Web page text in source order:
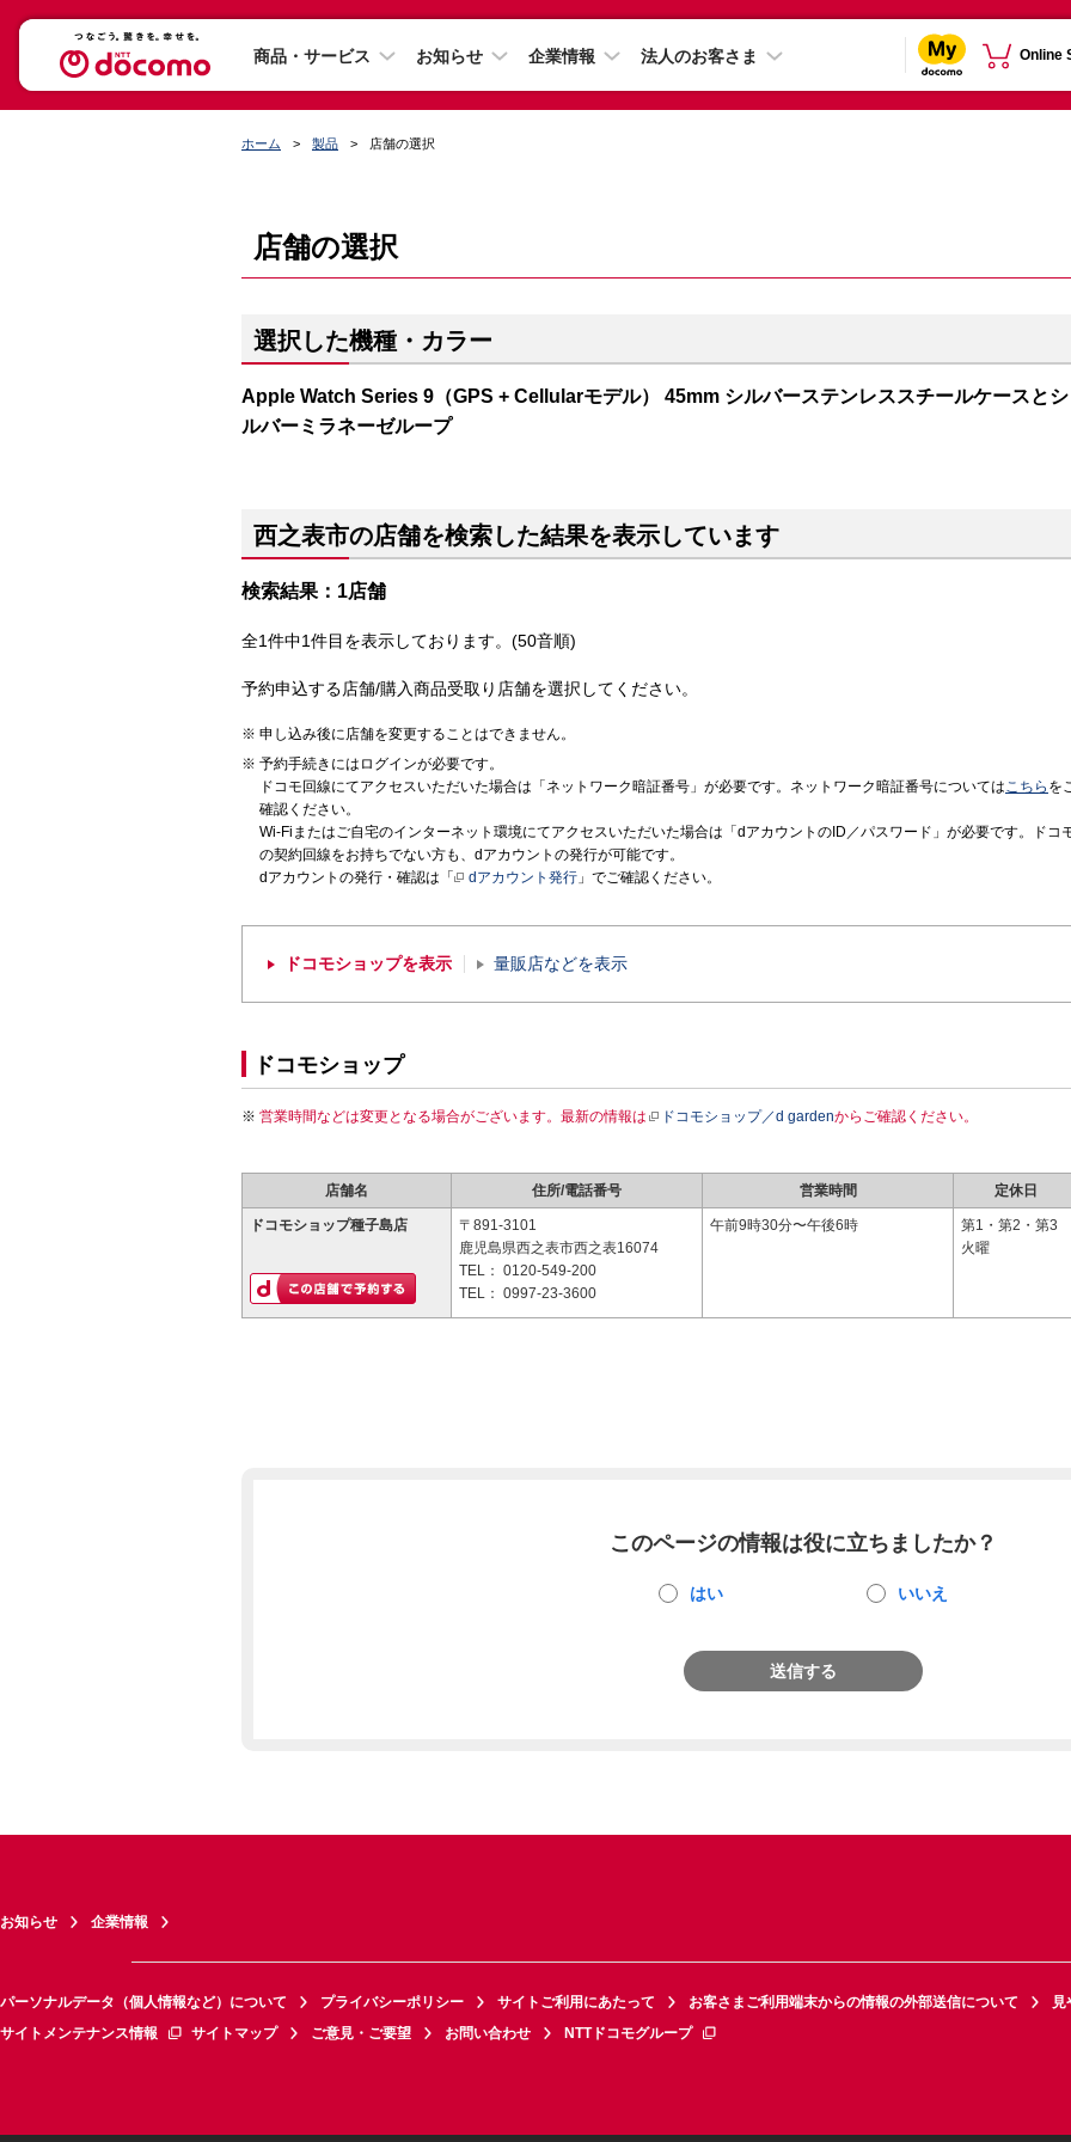
商品・サービス お知らせ 企業情報 法人のお客さま Online
ホーム 製品 店舗の選択
店舗の選択
選択した機種・カラー
Apple Watch Series 9（GPS + Cellularモデル） 45mm シルバーステンレススチールケースとシ
ルバーミラネーゼループ
西之表市の店舗を検索した結果を表示しています
検索結果：1店舗
全1件中1件目を表示しております。(50音順)
予約申込する店舗/購入商品受取り店舗を選択してください。
申し込み後に店舗を変更することはできません。
予約手続きにはログインが必要です。
ドコモ回線にてアクセスいただいた場合は「ネットワーク暗証番号」が必要です。ネットワーク暗証番号についてはこちら を
確認ください。
Wi-Fiまたはご自宅のインターネット環境にてアクセスいただいた場合は「dアカウントのID／パスワード」が必要です。ドコ
の契約回線をお持ちでない方も、dアカウントの発行が可能です。
dアカウントの発行・確認は「
dアカウント発行 」でご確認ください。
ドコモショップを表示 量販店などを表示
ドコモショップ
営業時間などは変更となる場合がございます。最新の情報は ドコモショップ／d gardenからご確認ください。
店舗名 住所/電話番号 営業時間 定休日
ドコモショップ種子島店
〒891-3101
鹿児島県西之表市西之表16074
TEL： 0120-549-200
TEL： 0997-23-3600
午前9時30分〜午後6時
第1・第2・第3
火曜
このページの情報は役に立ちましたか？
はい いいえ
送信する
お知らせ 企業情報
パーソナルデータ（個人情報など）について プライバシーポリシー サイトご利用にあたって お客さまご利用端末からの情報の外部送信について
見
サイトメンテナンス情報
サイトマップ ご意見・ご要望 お問い合わせ NTTドコモグループ